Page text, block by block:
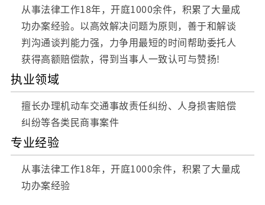
从事法律工作18年，开庭1000余件，积累了大量成
功办案经验。以高效解决问题为原则，善于和解谈
判沟通谈判能力强，力争用最短的时间帮助委托人
获得高额赔偿款，得到当事人一致认可与赞扬!
执业领域
擅长办理机动车交通事故责任纠纷、人身损害赔偿
纠纷等各类民商事案件
专业经验
从事法律工作18年，开庭1000余件，积累了大量成
功办案经验